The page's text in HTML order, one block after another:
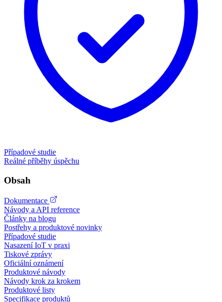
Případové studie
Reálné příběhy úspěchu
Obsah
Dokumentace
Návody a API reference
Články na blogu
Postřehy a produktové novinky
Případové studie
Nasazení IoT v praxi
Tiskové zprávy
Oficiální oznámení
Produktové návody
Návody krok za krokem
Produktové listy
Specifikace produktů